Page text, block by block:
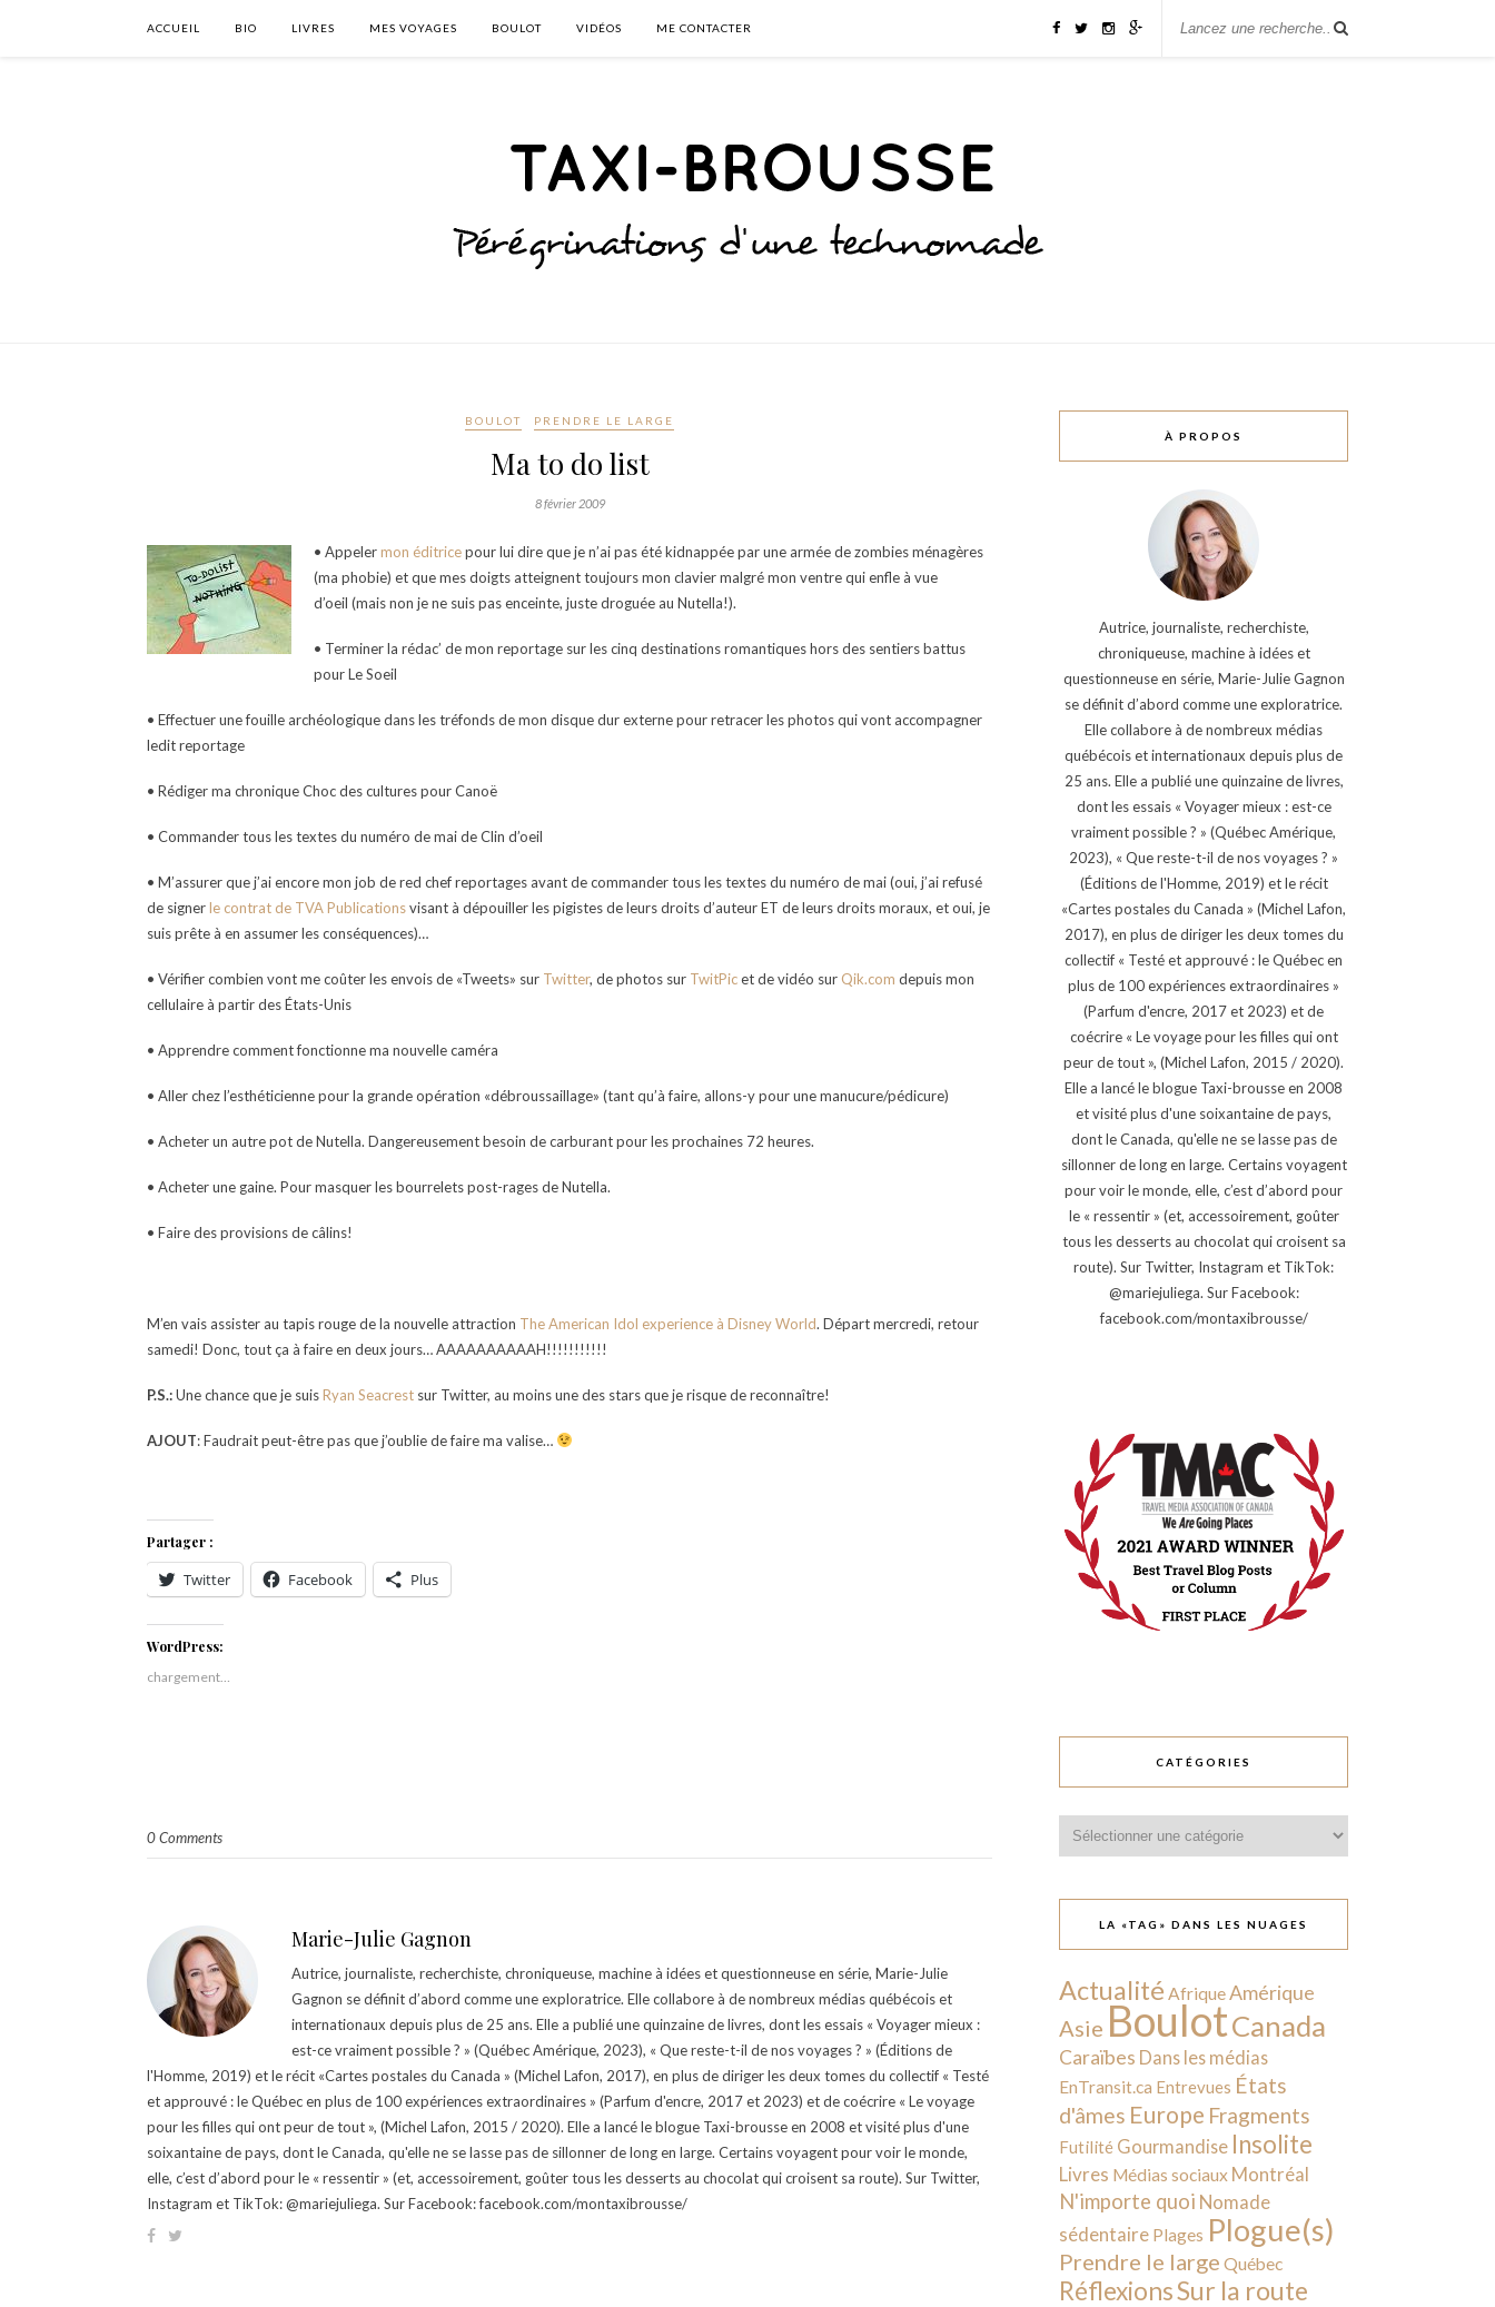
ACCUEIL BIO LIVRES MES VOYAGES BOULOT VIDÉOS ME CONTACTER
BOULOT PRENDRE LE LARGE
Ma to do list
8 février 2009
• Appelermon éditricepour lui dire que je n’ai pas été kidnappée par une armée de zombies ménagères
(ma phobie) et que mes doigts atteignent toujours mon clavier malgré mon ventre qui enfle à vue
d’oeil (mais non je ne suis pas enceinte, juste droguée au Nutella!).
• Terminer la rédac’ de mon reportage sur les cinq destinations romantiques hors des sentiers battus
pour Le Soeil
• Effectuer une fouille archéologique dans les tréfonds de mon disque dur externe pour retracer les photos qui vont accompagner
ledit reportage
• Rédiger ma chronique Choc des cultures pour Canoë
• Commander tous les textes du numéro de mai de Clin d’oeil
• M’assurer que j’ai encore mon job de red chef reportages avant de commander tous les textes du numéro de mai (oui, j’ai refusé
de signerle contrat de TVA Publicationsvisant à dépouiller les pigistes de leurs droits d’auteur ET de leurs droits moraux, et oui, je
suis prête à en assumer les conséquences)…
• Vérifier combien vont me coûter les envois de «Tweets» sur Twitter, de photos sur TwitPicet de vidéo sur Qik.com depuis mon
cellulaire à partir des États-Unis
• Apprendre comment fonctionne ma nouvelle caméra
• Aller chez l’esthéticienne pour la grande opération «débroussaillage» (tant qu’à faire, allons-y pour une manucure/pédicure)
• Acheter un autre pot de Nutella. Dangereusement besoin de carburant pour les prochaines 72 heures.
• Acheter une gaine. Pour masquer les bourrelets post-rages de Nutella.
• Faire des provisions de câlins!
M’en vais assister au tapis rouge de la nouvelle attraction The American Idol experience à Disney World. Départ mercredi, retour
samedi! Donc, tout ça à faire en deux jours… AAAAAAAAAAH!!!!!!!!!!!
P.S.:Une chance que je suisRyan Seacrest sur Twitter, au moins une des stars que je risque de reconnaître!
AJOUT: Faudrait peut-être pas que j’oublie de faire ma valise…
Partager :
Twitter Facebook Plus
WordPress:
chargement…
0 Comments
Marie-Julie Gagnon
Autrice, journaliste, recherchiste, chroniqueuse, machine à idées et questionneuse en série, Marie-Julie
Gagnon se définit d’abord comme une exploratrice. Elle collabore à de nombreux médias québécois et
internationaux depuis plus de 25 ans. Elle a publié une quinzaine de livres, dont les essais « Voyager mieux :
est-ce vraiment possible ? » (Québec Amérique, 2023), « Que reste-t-il de nos voyages ? » (Éditions de
l'Homme, 2019) et le récit «Cartes postales du Canada » (Michel Lafon, 2017), en plus de diriger les deux tomes du collectif « Testé
et approuvé : le Québec en plus de 100 expériences extraordinaires » (Parfum d'encre, 2017 et 2023) et de coécrire « Le voyage
pour les filles qui ont peur de tout », (Michel Lafon, 2015 / 2020). Elle a lancé le blogue Taxi-brousse en 2008 et visité plus d'une
soixantaine de pays, dont le Canada, qu'elle ne se lasse pas de sillonner de long en large. Certains voyagent pour voir le monde,
elle, c’est d’abord pour le « ressentir » (et, accessoirement, goûter tous les desserts au chocolat qui croisent sa route). Sur Twitter,
Instagram et TikTok: @mariejuliega. Sur Facebook: facebook.com/montaxibrousse/
À PROPOS
Autrice, journaliste, recherchiste,
chroniqueuse, machine à idées et
questionneuse en série, Marie-Julie Gagnon
se définit d’abord comme une exploratrice.
Elle collabore à de nombreux médias
québécois et internationaux depuis plus de
25 ans. Elle a publié une quinzaine de livres,
dont les essais « Voyager mieux : est-ce
vraiment possible ? » (Québec Amérique,
2023), « Que reste-t-il de nos voyages ? »
(Éditions de l'Homme, 2019) et le récit
«Cartes postales du Canada » (Michel Lafon,
2017), en plus de diriger les deux tomes du
collectif « Testé et approuvé : le Québec en
plus de 100 expériences extraordinaires »
(Parfum d'encre, 2017 et 2023) et de
coécrire « Le voyage pour les filles qui ont
peur de tout », (Michel Lafon, 2015 / 2020).
Elle a lancé le blogue Taxi-brousse en 2008
et visité plus d'une soixantaine de pays,
dont le Canada, qu'elle ne se lasse pas de
sillonner de long en large. Certains voyagent
pour voir le monde, elle, c’est d’abord pour
le « ressentir » (et, accessoirement, goûter
tous les desserts au chocolat qui croisent sa
route). Sur Twitter, Instagram et TikTok:
@mariejuliega. Sur Facebook:
facebook.com/montaxibrousse/
CATÉGORIES
LA «TAG» DANS LES NUAGES
Actualité AfriqueAmérique
Asie BoulotCanada
Caraïbes Dans les médias
EnTransit.ca Entrevues États
d'âmes Europe Fragments
Futilité Gourmandise Insolite
Livres Médias sociaux Montréal
N'importe quoi Nomade
sédentaire Plages Plogue(s)
Prendre le large Québec
RéflexionsSur la route